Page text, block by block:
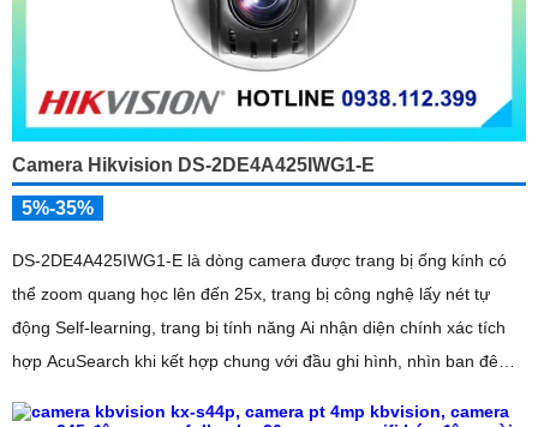
Camera Hikvision DS-2DE4A425IWG1-E
5%-35%
DS-2DE4A425IWG1-E là dòng camera được trang bị ống kính có
thể zoom quang học lên đến 25x, trang bị công nghệ lấy nét tự
động Self-learning, trang bị tính năng Ai nhận diện chính xác tích
hợp AcuSearch khi kết hợp chung với đầu ghi hình, nhìn ban đêm